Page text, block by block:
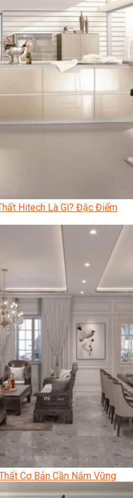
Hitech Là Gì? Đặc Điểm
Cơ Bản Cần Nắm Vững